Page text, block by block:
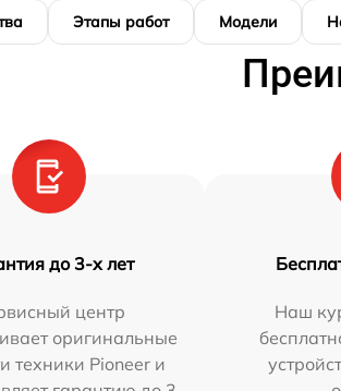
Этапы работ Модели
до 3-х лет
центр
оригинальные
техники Pioneer и
Наш